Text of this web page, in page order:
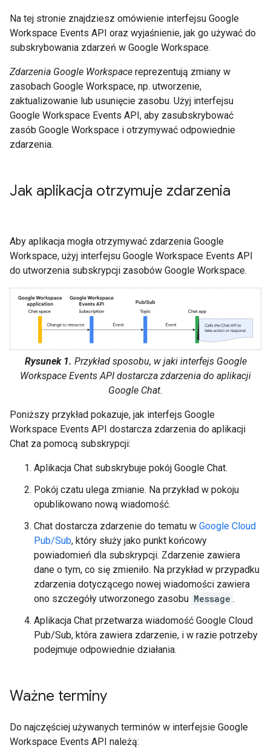
Na tej stronie znajdziesz omówienie interfejsu Google
Workspace Events API oraz wyjaśnienie, jak go używać do
subskrybowania zdarzeń w Google Workspace.
Zdarzenia Google Workspace reprezentują zmiany w
zasobach Google Workspace, np. utworzenie,
zaktualizowanie lub usunięcie zasobu. Użyj interfejsu
Google Workspace Events API, aby zasubskrybować
zasób Google Workspace i otrzymywać odpowiednie
zdarzenia.
Jak aplikacja otrzymuje zdarzenia
Aby aplikacja mogła otrzymywać zdarzenia Google
Workspace, użyj interfejsu Google Workspace Events API
do utworzenia subskrypcji zasobów Google Workspace.
Rysunek 1. Przykład sposobu, w jaki interfejs Google
Workspace Events API dostarcza zdarzenia do aplikacji
Google Chat.
Poniższy przykład pokazuje, jak interfejs Google
Workspace Events API dostarcza zdarzenia do aplikacji
Chat za pomocą subskrypcji:
Aplikacja Chat subskrybuje pokój Google Chat.
Pokój czatu ulega zmianie. Na przykład w pokoju
opublikowano nową wiadomość.
Chat dostarcza zdarzenie do tematu w Google Cloud
Pub/Sub, który służy jako punkt końcowy
powiadomień dla subskrypcji. Zdarzenie zawiera
dane o tym, co się zmieniło. Na przykład w przypadku
zdarzenia dotyczącego nowej wiadomości zawiera
ono szczegóły utworzonego zasobu Message .
Aplikacja Chat przetwarza wiadomość Google Cloud
Pub/Sub, która zawiera zdarzenie, i w razie potrzeby
podejmuje odpowiednie działania.
Ważne terminy
Do najczęściej używanych terminów w interfejsie Google
Workspace Events API należą: